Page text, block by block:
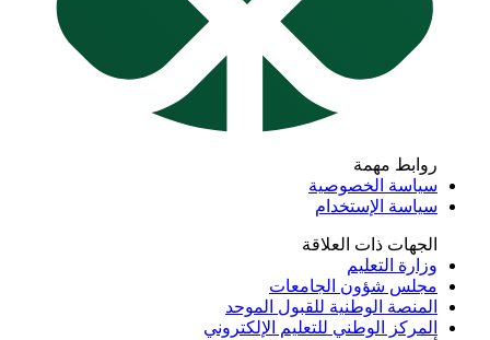
روابط مهمة
سياسة الخصوصية
سياسة الإستخدام
الجهات ذات العلاقة
وزارة التعليم
مجلس شؤون الجامعات
المنصة الوطنية للقبول الموحد
المركز الوطني للتعليم الإلكتروني